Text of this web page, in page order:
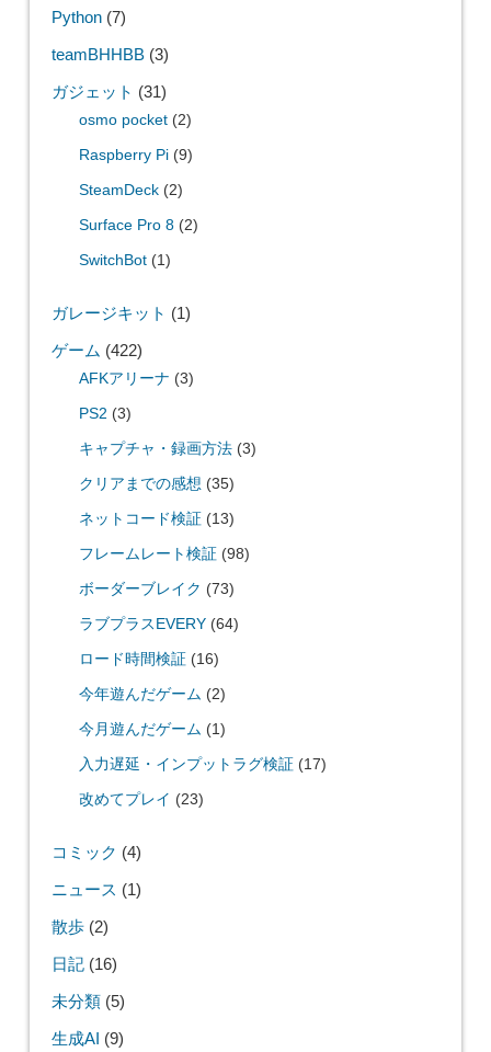
Python(7)
teamBHHBB(3)
ガジェット (31)
osmo pocket(2)
Raspberry Pi(9)
SteamDeck(2)
Surface Pro 8(2)
SwitchBot(1)
ガレージキット (1)
ゲーム (422)
AFKアリーナ (3)
PS2 (3)
キャプチャ・録画方法(3)
クリアまでの感想 (35)
ネットコード検証 (13)
フレームレート検証 (98)
ボーダーブレイク (73)
ラブプラスEVERY(64)
ロード時間検証 (16)
今年遊んだゲーム (2)
今月遊んだゲーム (1)
入力遅延・インプットラグ検証 (17)
改めてプレイ (23)
コミック (4)
ニュース (1)
散歩(2)
日記(16)
未分類(5)
生成AI (9)